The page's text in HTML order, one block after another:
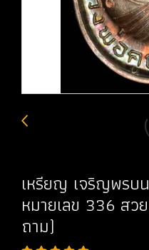
เหรียญ เจริญพรบ
หมายเลข 336 สว
ถาม)